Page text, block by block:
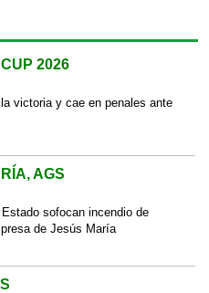
2026
victoria y cae en penales ante
AGS
sofocan incendio de
de Jesús María